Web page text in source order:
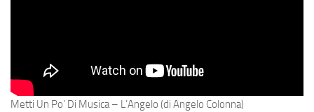
Metti Un Po’ Di Musica – L’Angelo (di Angelo Colonna)